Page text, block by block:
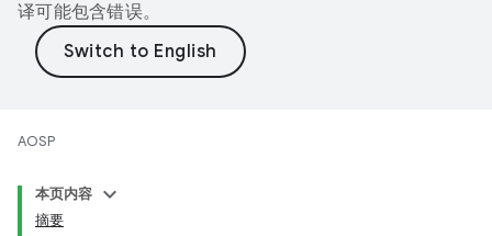
译可能包含错误。
AOSP
本页内容
摘要